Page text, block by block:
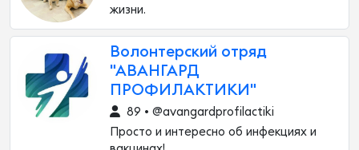
жизни.
Волонтерский отряд
"АВАНГАРД
ПРОФИЛАКТИКИ"
89 • @avangardprofilactiki
Просто и интересно об инфекциях и